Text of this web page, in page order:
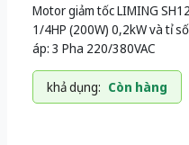
Motor giảm tốc LIMING
1/4HP (200W) 0,2kW và tỉ
áp: 3 Pha 220/380VAC
khả dụng: Còn hàng